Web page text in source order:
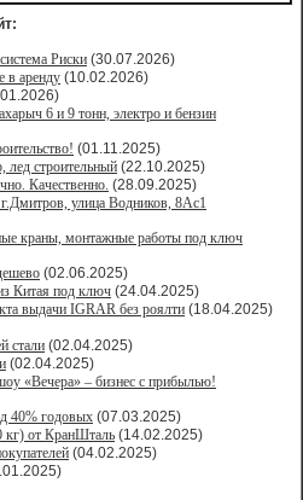
Риски (30.07.2026)
в аренду (10.02.2026)
6 и 9 тонн, электро и бензин
(01.11.2025)
лед строительный (22.10.2025)
Качественно. (28.09.2025)
улица Водников, 8Ас1
краны, монтажные работы под ключ
(02.06.2025)
Китая под ключ (24.04.2025)
выдачи IGRAR без роялти (18.04.2025)
стали (02.04.2025)
(02.04.2025)
«Вечера» – бизнес с прибылью!
40% годовых (07.03.2025)
кг) от КранШталь (14.02.2025)
(04.02.2025)